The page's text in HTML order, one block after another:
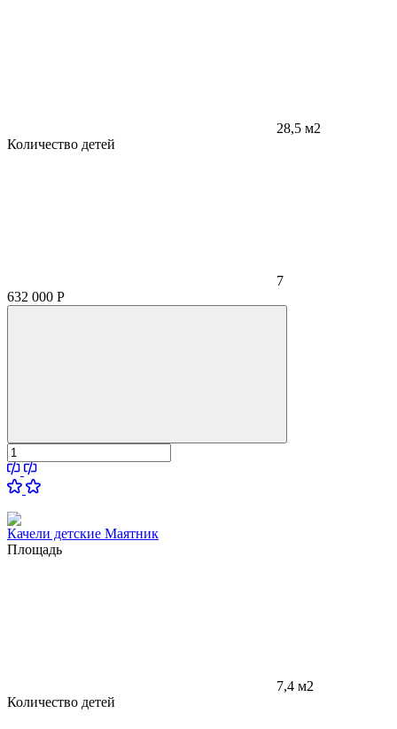
28,5 м2
Количество детей
7
632 000 Р
Качели детские Маятник
Площадь
7,4 м2
Количество детей